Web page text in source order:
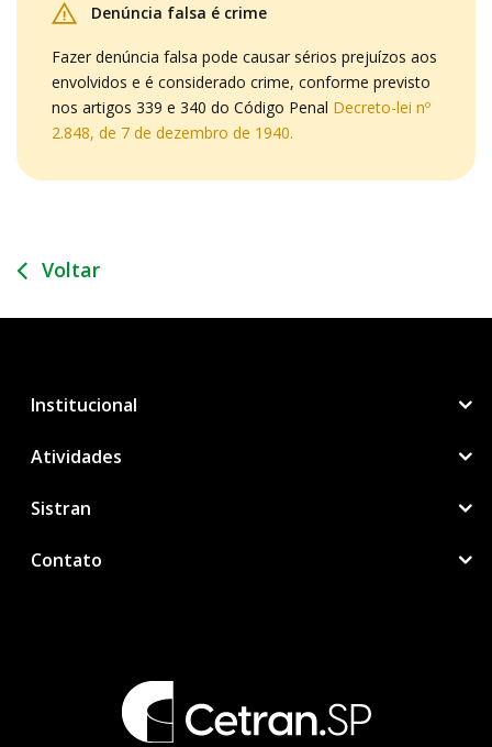
Denúncia falsa é crime
Fazer denúncia falsa pode causar sérios prejuízos aos
envolvidos e é considerado crime, conforme previsto
nos artigos 339 e 340 do Código Penal Decreto-lei nº
2.848, de 7 de dezembro de 1940.
Voltar
Institucional
Atividades
Sistran
Contato